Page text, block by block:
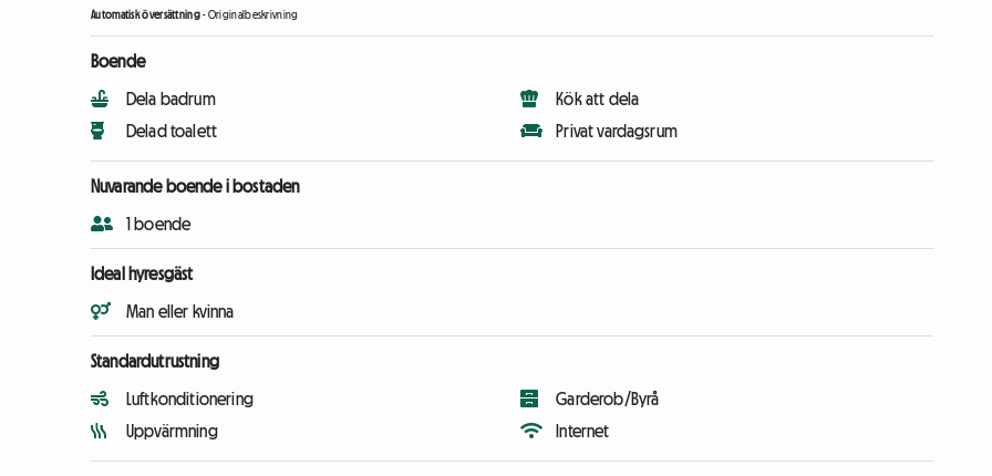
Automatisk översättning-Originalbeskrivning
Boende
Dela badrum
Delad toalett
Kök att dela
Privat vardagsrum
Nuvarande boende i bostaden
1 boende
Ideal hyresgäst
Man eller kvinna
Standardutrustning
Luftkonditionering
Uppvärmning
Garderob/Byrå
Internet